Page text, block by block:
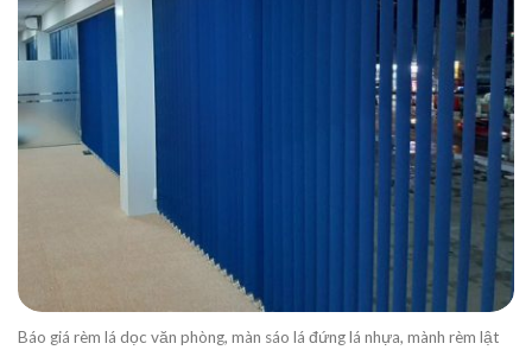
Báo giá rèm lá dọc văn phòng, màn sáo lá đứng lá nhựa, mành rèm lật